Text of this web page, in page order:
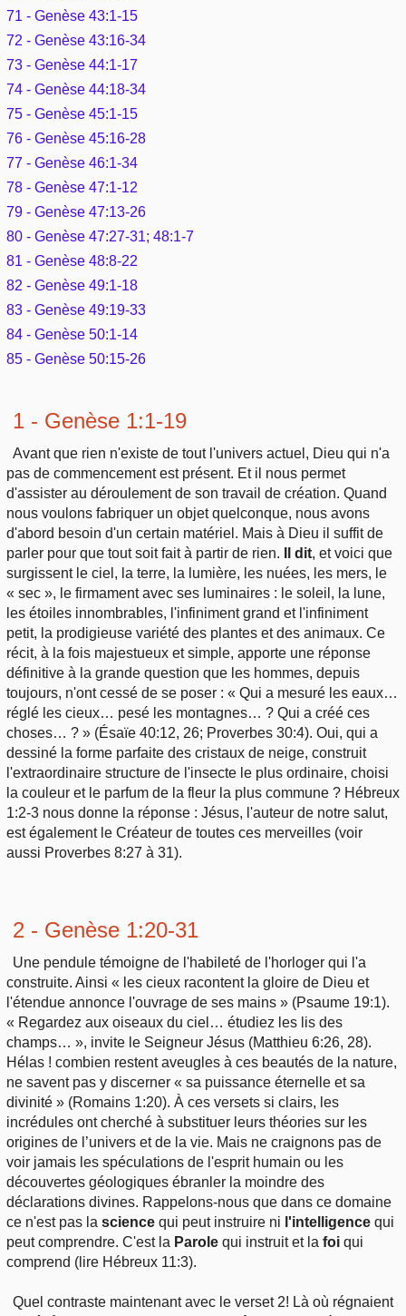
71 - Genèse 43:1-15
72 - Genèse 43:16-34
73 - Genèse 44:1-17
74 - Genèse 44:18-34
75 - Genèse 45:1-15
76 - Genèse 45:16-28
77 - Genèse 46:1-34
78 - Genèse 47:1-12
79 - Genèse 47:13-26
80 - Genèse 47:27-31; 48:1-7
81 - Genèse 48:8-22
82 - Genèse 49:1-18
83 - Genèse 49:19-33
84 - Genèse 50:1-14
85 - Genèse 50:15-26
1 - Genèse 1:1-19
Avant que rien n'existe de tout l'univers actuel, Dieu qui n'a
pas de commencement est présent. Et il nous permet
d'assister au déroulement de son travail de création. Quand
nous voulons fabriquer un objet quelconque, nous avons
d'abord besoin d'un certain matériel. Mais à Dieu il suffit de
parler pour que tout soit fait à partir de rien.
Il dit, et voici que
surgissent le ciel, la terre, la lumière, les nuées, les mers, le
« sec », le firmament avec ses luminaires : le soleil, la lune,
les étoiles innombrables, l'infiniment grand et l'infiniment
petit, la prodigieuse variété des plantes et des animaux. Ce
récit, à la fois majestueux et simple, apporte une réponse
définitive à la grande question que les hommes, depuis
toujours, n'ont cessé de se poser : « Qui a mesuré les eaux…
réglé les cieux… pesé les montagnes… ? Qui a créé ces
choses… ? » (Ésaïe 40:12, 26; Proverbes 30:4). Oui, qui a
dessiné la forme parfaite des cristaux de neige, construit
l'extraordinaire structure de l'insecte le plus ordinaire, choisi
la couleur et le parfum de la fleur la plus commune ? Hébreux
1:2-3 nous donne la réponse : Jésus, l'auteur de notre salut,
est également le Créateur de toutes ces merveilles (voir
aussi Proverbes 8:27 à 31).
2 - Genèse 1:20-31
Une pendule témoigne de l'habileté de l'horloger qui l'a
construite. Ainsi « les cieux racontent la gloire de Dieu et
l'étendue annonce l'ouvrage de ses mains » (Psaume 19:1).
« Regardez aux oiseaux du ciel… étudiez les lis des
champs… », invite le Seigneur Jésus (Matthieu 6:26, 28).
Hélas ! combien restent aveugles à ces beautés de la nature,
ne savent pas y discerner « sa puissance éternelle et sa
divinité » (Romains 1:20). À ces versets si clairs, les
incrédules ont cherché à substituer leurs théories sur les
origines de l’univers et de la vie. Mais ne craignons pas de
voir jamais les spéculations de l'esprit humain ou les
découvertes géologiques ébranler la moindre des
déclarations divines. Rappelons-nous que dans ce domaine
ce n'est pas la science qui peut instruire ni l'intelligence qui
peut comprendre. C'est la Parole qui instruit et la foi qui
comprend (lire Hébreux 11:3).
Quel contraste maintenant avec le verset 2! Là où régnaient